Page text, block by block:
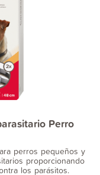
Perro
perros pequeños y
proporcionando
los parásitos.